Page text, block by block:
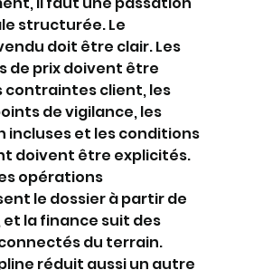
structurée. Le
doit être clair. Les
de prix doivent être
contraintes client, les
de vigilance, les
incluses et les conditions
doivent être explicités.
opérations
le dossier à partir de
la finance suit des
du terrain.
réduit aussi un autre